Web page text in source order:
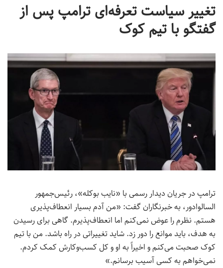
تغییر سیاست تعرفه‌ای ترامپ پس از
گفتگو با تیم کوک
ترامپ در جریان دیدار رسمی با «نایب بوکله»، رئیس‌جمهور
السالوادور، به خبرنگاران گفت: «من آدم بسیار انعطاف‌پذیری
هستم. نظرم را عوض نمی‌کنم اما انعطاف‌پذیرم. گاهی برای رسیدن
به هدف، باید موانع را دور زد. شاید تغییراتی در راه باشد. من با تیم
کوک صحبت می‌کنم و اخیراً به او و کل کسب‌وکارش کمک کردم.
نمی‌خواهم به کسی آسیب برسانم.»